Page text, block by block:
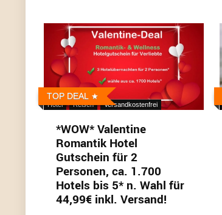
TOP DEAL
Hotel Reisen Versandkostenfrei
*WOW* Valentine
Romantik Hotel
Gutschein für 2
Personen, ca. 1.700
Hotels bis 5* n. Wahl für
44,99€ inkl. Versand!